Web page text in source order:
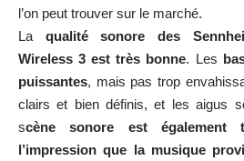
l’on peut trouver sur le marché.
La qualité sonore des
Wireless 3 est très bonne. Les
puissantes, mais pas trop
clairs et bien définis, et les aigus
scène sonore est également
l’impression que la musique